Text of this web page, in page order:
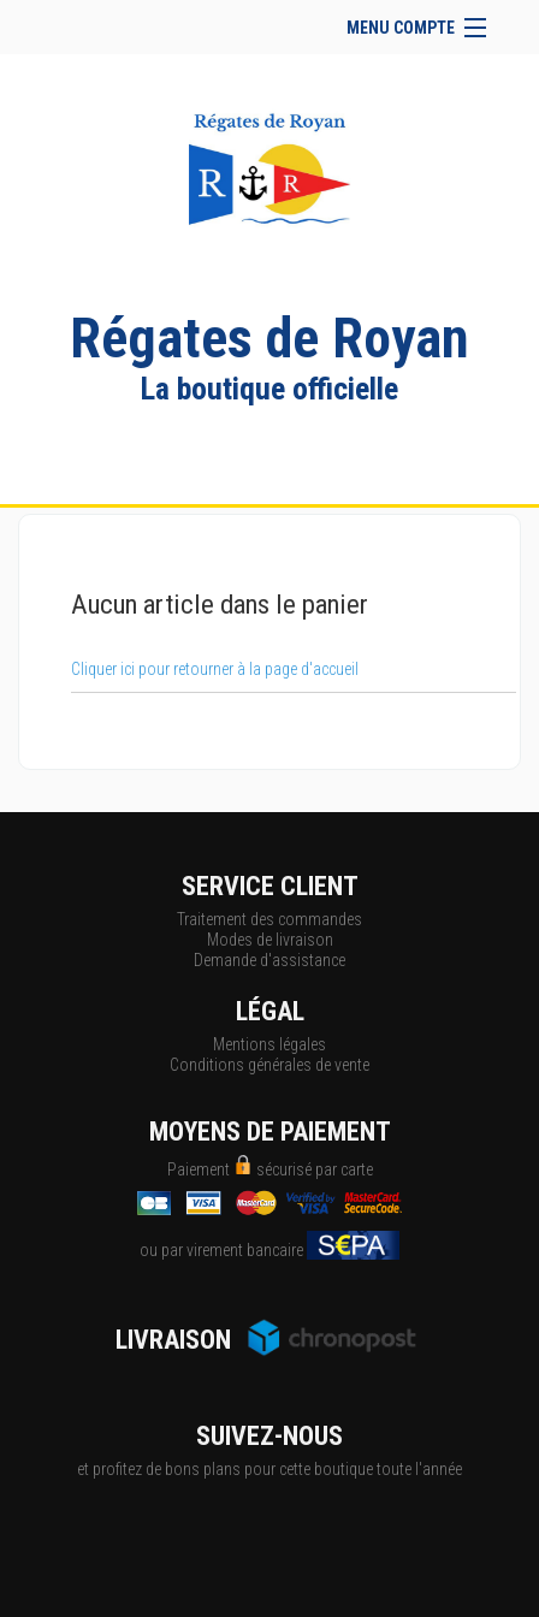
MENU COMPTE
Facebook
Se connecter
Panier (vide
Régates de Royan
La boutique officielle
Aucun article dans le panier
Cliquer ici pour retourner à la page d'accueil
SERVICE CLIENT
Traitement des commandes
Modes de livraison
Demande d'assistance
LÉGAL
Mentions légales
Conditions générales de vente
MOYENS DE PAIEMENT
Paiement sécurisé par carte
ou par virement bancaire
LIVRAISON
SUIVEZ-NOUS
et profitez de bons plans pour cette boutique toute l'année